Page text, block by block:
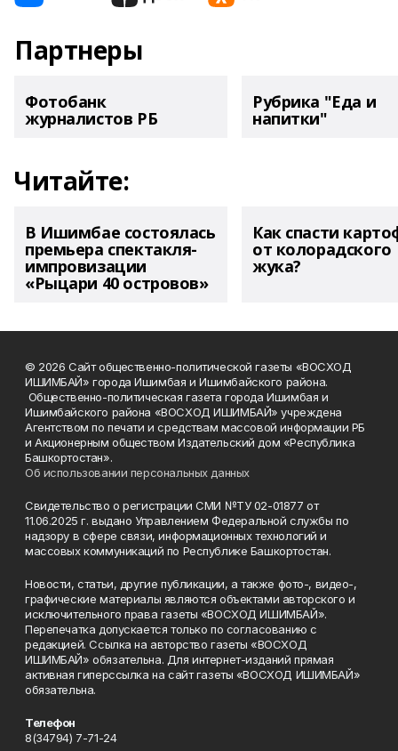
Партнеры
Фотобанк
журналистов РБ
Рубрика "Еда и
напитки"
Читайте:
В Ишимбае состоялась
премьера спектакля-
импровизации
«Рыцари 40 островов»
Как спасти
от колорадского
жука?
© 2026 Сайт общественно-политической газеты «ВОСХОД
ИШИМБАЙ» города Ишимбая и Ишимбайского района.
Общественно-политическая газета города Ишимбая и
Ишимбайского района «ВОСХОД ИШИМБАЙ» учреждена
Агентством по печати и средствам массовой информации РБ
и Акционерным обществом Издательский дом «Республика
Башкортостан».
Об использовании персональных данных
Свидетельство о регистрации СМИ №ТУ 02-01877 от
11.06.2025 г. выдано Управлением Федеральной службы по
надзору в сфере связи, информационных технологий и
массовых коммуникаций по Республике Башкортостан.
Новости, статьи, другие публикации, а также фото-, видео-,
графические материалы являются объектами авторского и
исключительного права газеты «ВОСХОД ИШИМБАЙ».
Перепечатка допускается только по согласованию с
редакцией. Ссылка на авторство газеты «ВОСХОД
ИШИМБАЙ» обязательна. Для интернет-изданий прямая
активная гиперссылка на сайт газеты «ВОСХОД ИШИМБАЙ»
обязательна.
Телефон
8(34794) 7-71-24